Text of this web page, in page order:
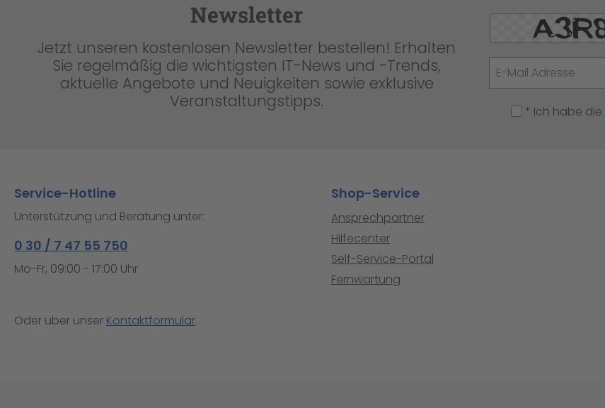
Newsletter
Jetzt unseren kostenlosen Newsletter bestellen! Erhalten
Sie regelmäßig die wichtigsten IT-News und -Trends,
aktuelle Angebote und Neuigkeiten sowie exklusive
Veranstaltungstipps.
* Ich habe die
Service-Hotline
Unterstützung und Beratung unter:
0 30 / 7 47 55 750
Mo-Fr, 09:00 - 17:00 Uhr
Oder über unser Kontaktformular.
Shop-Service
Ansprechpartner
Hilfecenter
Self-Service-Portal
Fernwartung